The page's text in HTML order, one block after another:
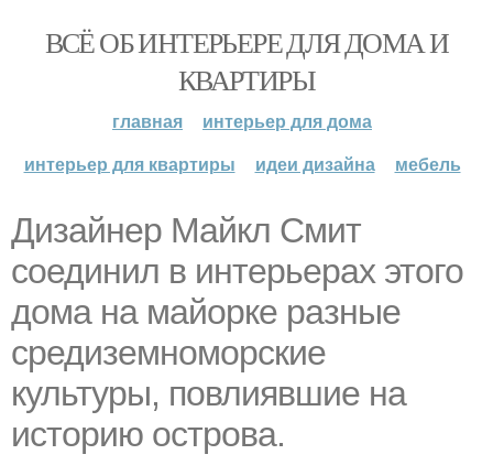
ВСЁ ОБ ИНТЕРЬЕРЕ ДЛЯ ДОМА И
КВАРТИРЫ
главная
интерьер для дома
интерьер для квартиры
идеи дизайна мебель
Дизайнер Майкл Смит
соединил в интерьерах этого
дома на майорке разные
средиземноморские
культуры, повлиявшие на
историю острова.